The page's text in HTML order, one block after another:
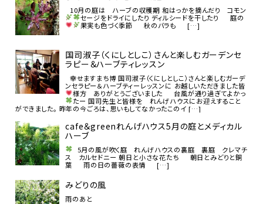
10月の庭は ハーブの収穫期 和はっかを摘んだり コモン
セージをドライにしたり ディルシードを干したり
庭の
果実も色づく季節 秋のバラも […]
国司淑子（くにしとしこ）さんと楽しむガーデンセ
ラピー＆ハーブティレッスン
幸せますまち博 国司淑子（くにしとしこ）さんと楽しむガーデ
ンセラピー＆ハーブティーレッスンに お越しいただきました皆
様方 ありがとうございました 台風が通り過ぎてよかっ
たー 国司先生と皆様を れんげハウスにお迎えすること
ができました。 昨年の今ごろは、思いもしてなかったこのイ […]
cafe＆greenれんげハウス5月の庭とメディカル
ハーブ
5月の風が吹く庭 れんげハウスの裏庭 裏庭 クレマチ
ス カルセドニー 朝日と小さな花たち 朝日とみどりと銅
葉 雨の日の薔薇の表情 […]
みどりの風
雨のあと